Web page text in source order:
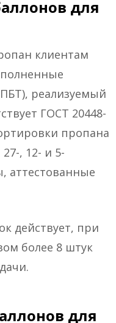
для
клиентам
реализуемый
ГОСТ 20448-
пропана
, 12- и 5-
аттестованные
действует, при
более 8 штук
для